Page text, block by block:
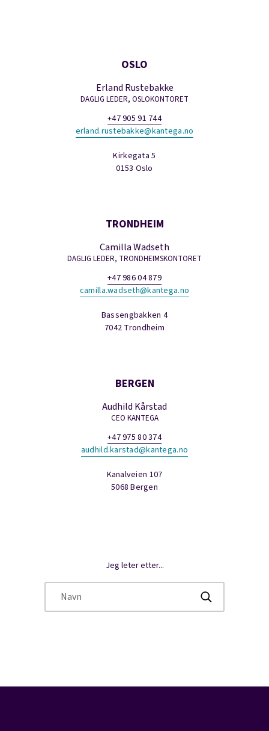
OSLO
Erland Rustebakke
DAGLIG LEDER, OSLOKONTORET
+47 905 91 744
erland.rustebakke@kantega.no
Kirkegata 5
0153 Oslo
TRONDHEIM
Camilla Wadseth
DAGLIG LEDER, TRONDHEIMSKONTORET
+47 986 04 879
camilla.wadseth@kantega.no
Bassengbakken 4
7042 Trondheim
BERGEN
Audhild Kårstad
CEO KANTEGA
+47 975 80 374
audhild.karstad@kantega.no
Kanalveien 107
5068 Bergen
Jeg leter etter...